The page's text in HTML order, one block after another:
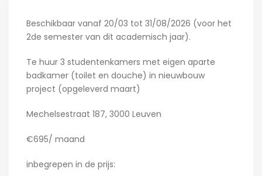
Beschikbaar vanaf 20/03 tot 31/08/2026 (voor het
2de semester van dit academisch jaar).
Te huur 3 studentenkamers met eigen aparte
badkamer (toilet en douche) in nieuwbouw
project (opgeleverd maart)
Mechelsestraat 187, 3000 Leuven
€695/ maand
inbegrepen in de prijs: